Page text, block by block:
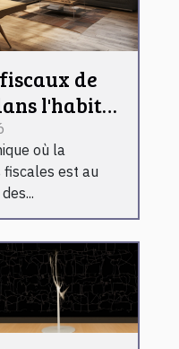
de
l'habitat
où la
est au